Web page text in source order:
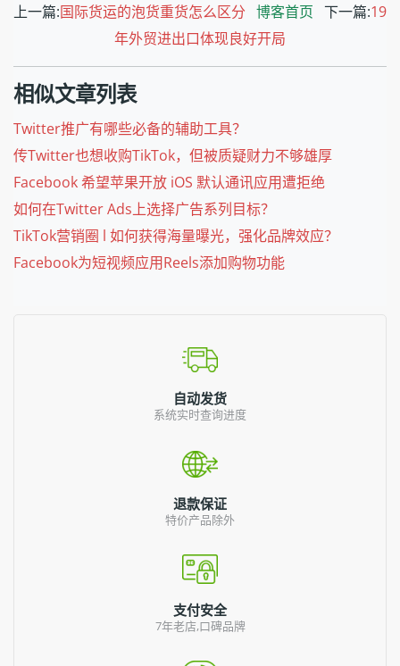
上一篇:国际货运的泡货重货怎么区分 博客首页 下一篇:19
年外贸进出口体现良好开局
相似文章列表
Twitter推广有哪些必备的辅助工具？
传Twitter也想收购TikTok，但被质疑财力不够雄厚
Facebook 希望苹果开放 iOS 默认通讯应用遭拒绝
如何在Twitter Ads上选择广告系列目标？
TikTok营销圈 l 如何获得海量曝光，强化品牌效应？
Facebook为短视频应用Reels添加购物功能
自动发货
系统实时查询进度
退款保证
特价产品除外
支付安全
7年老店,口碑品牌